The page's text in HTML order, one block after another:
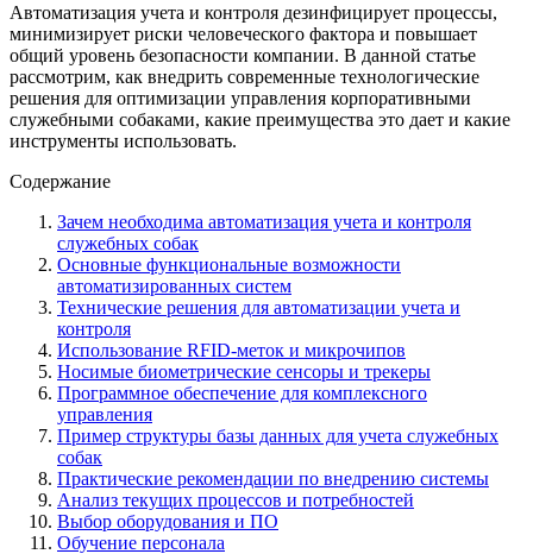
Автоматизация учета и контроля дезинфицирует процессы,
минимизирует риски человеческого фактора и повышает
общий уровень безопасности компании. В данной статье
рассмотрим, как внедрить современные технологические
решения для оптимизации управления корпоративными
служебными собаками, какие преимущества это дает и какие
инструменты использовать.
Содержание
Зачем необходима автоматизация учета и контроля
служебных собак
Основные функциональные возможности
автоматизированных систем
Технические решения для автоматизации учета и
контроля
Использование RFID-меток и микрочипов
Носимые биометрические сенсоры и трекеры
Программное обеспечение для комплексного
управления
Пример структуры базы данных для учета служебных
собак
Практические рекомендации по внедрению системы
Анализ текущих процессов и потребностей
Выбор оборудования и ПО
Обучение персонала